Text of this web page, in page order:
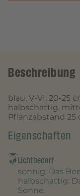
Beschreibung
blau, V-VI, 20-25
halbschattig,
Pflanzabstand 25
Eigenschaften
Lichtbedarf
sonnig: Das
halbschattig:
Sonne.